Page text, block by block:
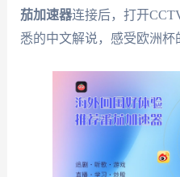
茄加速器连接后，打开
悉的中文解说，感受欧洲杯